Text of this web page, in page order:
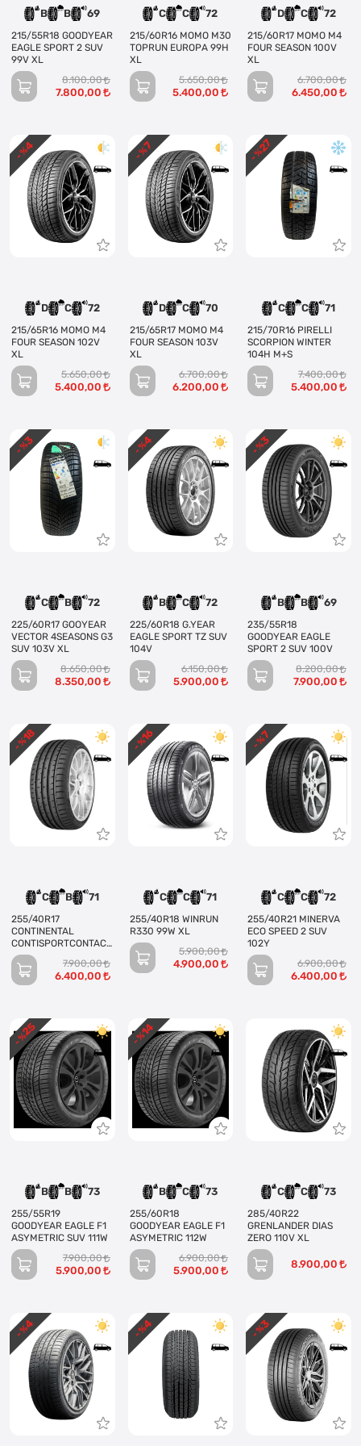
B B 69
215/55R18 GOODYEAR
EAGLE SPORT 2 SUV
99V XL
8.100,00
7.800,00
C C 72
215/60R16 MOMO M30
TOPRUN EUROPA 99H
XL
5.650,00
5.400,00
D C 72
215/60R17 MOMO M4
FOUR SEASON 100V
XL
6.700,00
6.450,00
D C 72
215/65R16 MOMO M4
FOUR SEASON 102V
XL
5.650,00
5.400,00
- %
4
D C 70
215/65R17 MOMO M4
FOUR SEASON 103V
XL
6.700,00
6.200,00
- %
7
C C 71
215/70R16 PIRELLI
SCORPION WINTER
104H M+S
7.400,00
5.400,00
- %
27
C B 72
225/60R17 GOOYEAR
VECTOR 4SEASONS G3
SUV 103V XL
8.650,00
8.350,00
- %
3
B C 72
225/60R18 G.YEAR
EAGLE SPORT TZ SUV
104V
6.150,00
5.900,00
- %
4
B B 69
235/55R18
GOODYEAR EAGLE
SPORT 2 SUV 100V
8.200,00
7.900,00
- %
3
C B 71
255/40R17
CONTINENTAL
CONTISPORTCONTACT
3 94V
7.900,00
6.400,00
- %
18
C C 71
255/40R18 WINRUN
R330 99W XL
5.900,00
4.900,00
- %
16
C C 72
255/40R21 MINERVA
ECO SPEED 2 SUV
102Y
6.900,00
6.400,00
- %
7
B B 73
255/55R19
GOODYEAR EAGLE F1
ASYMETRIC SUV 111W
7.900,00
5.900,00
- %
25
B C 73
255/60R18
GOODYEAR EAGLE F1
ASYMETRIC 112W
6.900,00
5.900,00
- %
14
C C 73
285/40R22
GRENLANDER DIAS
ZERO 110V XL
8.900,00
- %
4 - %
4 - %
3